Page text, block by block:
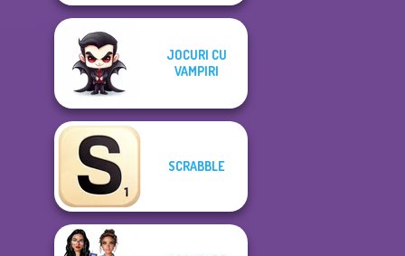
JOCURI CU
VAMPIRI
SCRABBLE